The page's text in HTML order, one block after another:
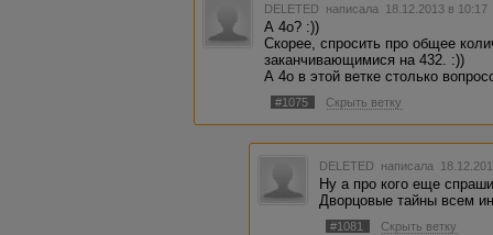
DELETED написала 18.12.2013 в
А 4о? :))
Скорее, спросить про общее
заканчивающимися на 432. :))
А 4о в этой ветке столько
#1075 Скрыть ветку
DELETED написала
Ну а про кого еще
Дворцовые тайны всем
#1081 Скрыть ветку